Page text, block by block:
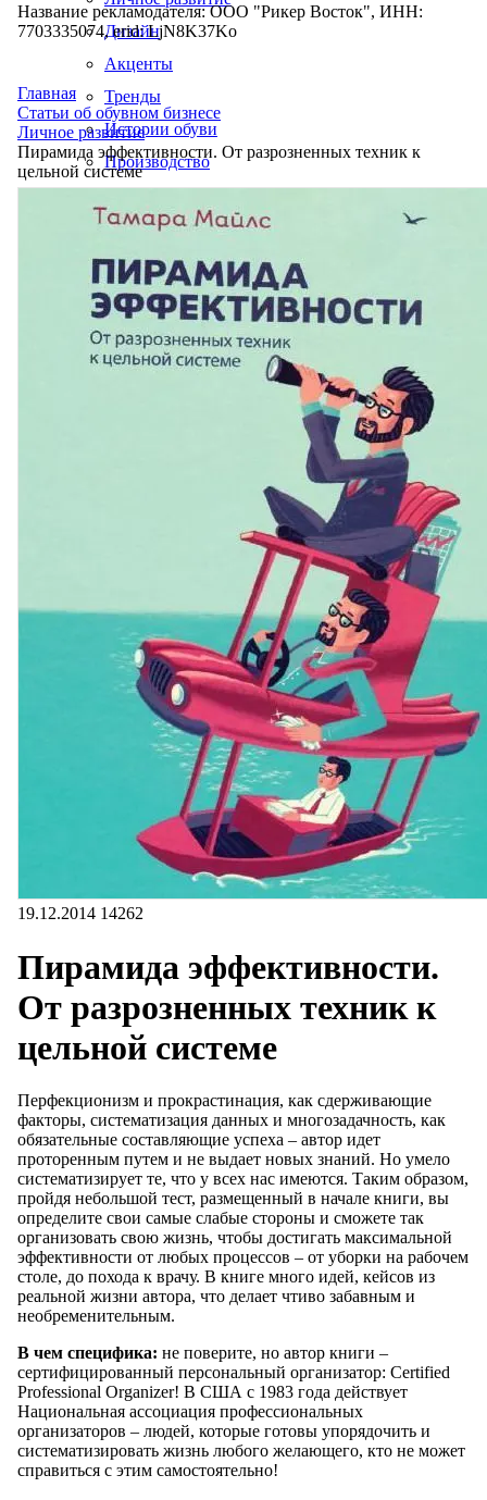
Дизайн
Акценты
Тренды
Истории обуви
Производство
Название рекламодателя: ООО "Рикер Восток", ИНН:
7703335074, erid: LjN8K37Ko
Главная
Статьи об обувном бизнесе
Личное развитие
Пирамида эффективности. От разрозненных техник к
цельной системе
19.12.2014 14262
Пирамида эффективности.
От разрозненных техник к
цельной системе
Перфекционизм и прокрастинация, как сдерживающие
факторы, систематизация данных и многозадачность, как
обязательные составляющие успеха – автор идет
проторенным путем и не выдает новых знаний. Но умело
систематизирует те, что у всех нас имеются. Таким образом,
пройдя небольшой тест, размещенный в начале книги, вы
определите свои самые слабые стороны и сможете так
организовать свою жизнь, чтобы достигать максимальной
эффективности от любых процессов – от уборки на рабочем
столе, до похода к врачу. В книге много идей, кейсов из
реальной жизни автора, что делает чтиво забавным и
необременительным.
В чем специфика: не поверите, но автор книги –
сертифицированный персональный организатор: Certified
Professional Organizer! В США с 1983 года действует
Национальная ассоциация профессиональных
организаторов – людей, которые готовы упорядочить и
систематизировать жизнь любого желающего, кто не может
справиться с этим самостоятельно!